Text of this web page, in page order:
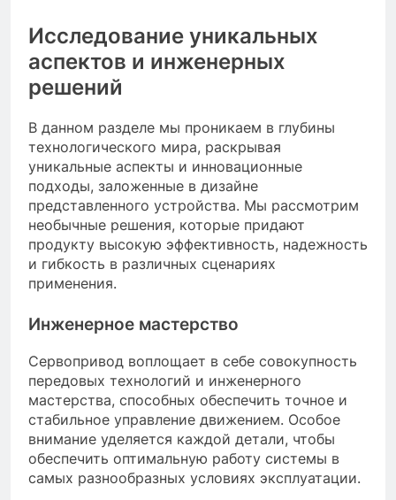
Исследование уникальных
аспектов и инженерных
решений
В данном разделе мы проникаем в глубины
технологического мира, раскрывая
уникальные аспекты и инновационные
подходы, заложенные в дизайне
представленного устройства. Мы рассмотрим
необычные решения, которые придают
продукту высокую эффективность, надежность
и гибкость в различных сценариях
применения.
Инженерное мастерство
Сервопривод воплощает в себе совокупность
передовых технологий и инженерного
мастерства, способных обеспечить точное и
стабильное управление движением. Особое
внимание уделяется каждой детали, чтобы
обеспечить оптимальную работу системы в
самых разнообразных условиях эксплуатации.